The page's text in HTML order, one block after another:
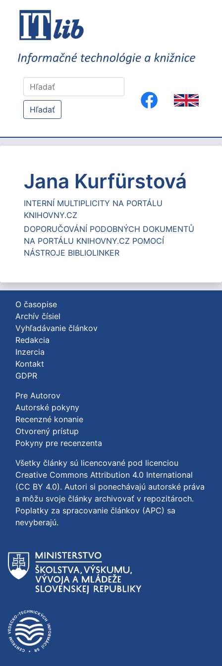
Hľadať
Jana Kurfürstová
INTERNÍ MULTIPLICITY NA PORTÁLU
KNIHOVNY.CZ
DOPORUČOVÁNÍ PODOBNÝCH DOKUMENTŮ
NA PORTÁLU KNIHOVNY.CZ POMOCÍ
NÁSTROJE BIBLIOLINKER
O časopise
Archív čísiel
Vyhľadávanie článkov
Redakcia
Inzercia
Kontakt
GDPR
Pre Autorov
Autorské pokyny
Recenzné konanie
Otvorený prístup
Pokyny pre recenzenta
Všetky články sú licencované pod licenciou
Creative Commons Attribution 4.0 International
(CC BY 4.0). Autori si ponechávajú autorské práva
a môžu svoje články archivovať v repozitároch.
Poplatky za spracovanie článkov (APC) sa
nevyberajú.